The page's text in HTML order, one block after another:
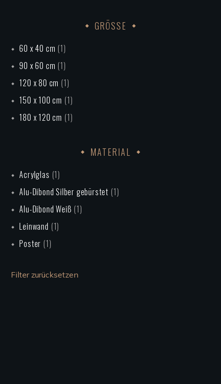
GRÖSSE
60 x 40 cm (1)
90 x 60 cm (1)
120 x 80 cm (1)
150 x 100 cm (1)
180 x 120 cm (1)
MATERIAL
Acrylglas (1)
Alu-Dibond Silber gebürstet (1)
Alu-Dibond Weiß (1)
Leinwand (1)
Poster (1)
Filter zurücksetzen